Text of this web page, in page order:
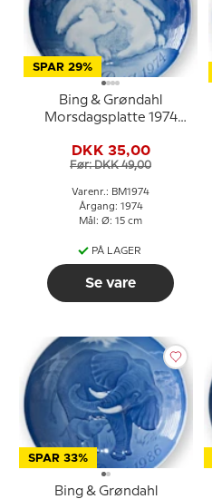
SPAR 29%
Bing & Grøndahl
Morsdagsplatte 1974
DKK 35,00
Før: DKK 49,00
Varenr.: BM1974
Årgang: 1974
Mål: Ø: 15 cm
PÅ LAGER
Se vare
SPAR 33%
Bing & Grøndahl